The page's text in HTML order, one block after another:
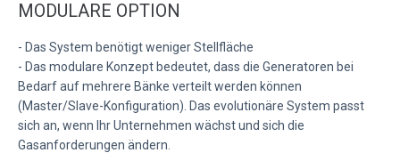
MODULARE OPTION
- Das System benötigt weniger Stellfläche
- Das modulare Konzept bedeutet, dass die Generatoren bei
Bedarf auf mehrere Bänke verteilt werden können
(Master/Slave-Konfiguration). Das evolutionäre System passt
sich an, wenn Ihr Unternehmen wächst und sich die
Gasanforderungen ändern.